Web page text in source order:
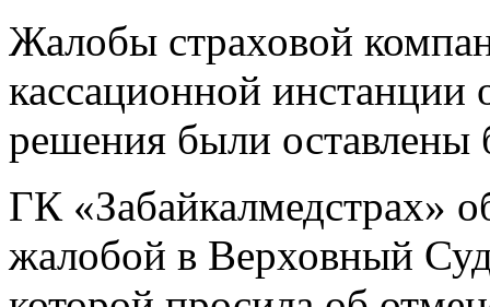
Жалобы страховой
кассационной инстанции
решения были оставлены
ГК «Забайкалмедстрах»
жалобой в Верховный